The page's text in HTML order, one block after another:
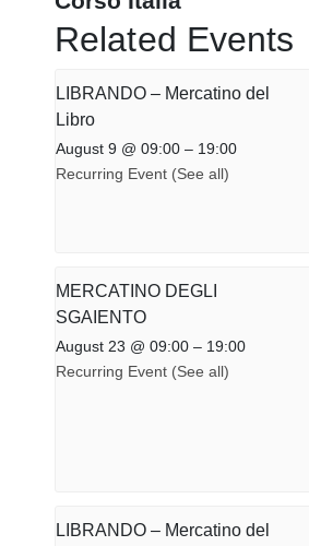
Related Events
LIBRANDO – Mercatino del
Libro
August 9 @ 09:00 – 19:00
Recurring Event (See all)
MERCATINO DEGLI
SGAIENTO
August 23 @ 09:00 – 19:00
Recurring Event (See all)
LIBRANDO – Mercatino del